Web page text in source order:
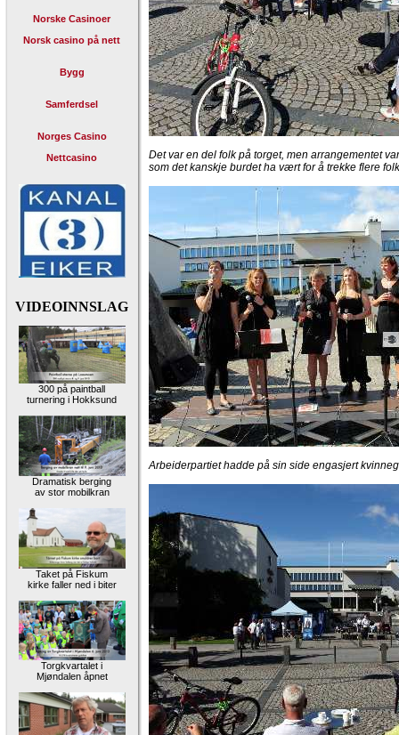
Norske Casinoer
Norsk casino på nett
Bygg
Samferdsel
Norges Casino
Nettcasino
VIDEOINNSLAG
300 på paintball
turnering i Hokksund
Dramatisk berging
av stor mobilkran
Taket på Fiskum
kirke faller ned i biter
Torgkvartalet i
Mjøndalen åpnet
Det var en del folk på torget, men arrangementet
som det kanskje burdet ha vært for å trekke flere
Arbeiderpartiet hadde på sin side engasjert